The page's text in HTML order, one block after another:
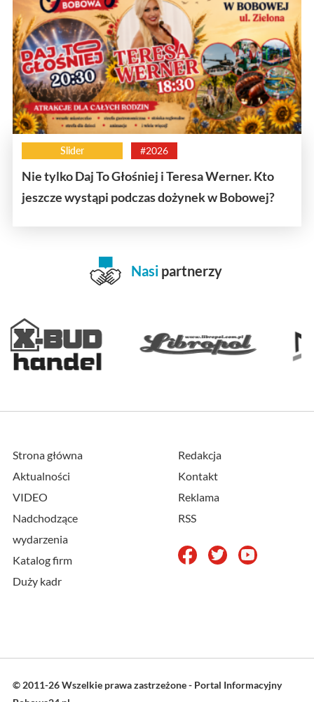
Slider #2026
Nie tylko Daj To Głośniej i Teresa Werner. Kto
jeszcze wystąpi podczas dożynek w Bobowej?
Nasi partnerzy
Strona główna
Aktualności
VIDEO
Nadchodzące
wydarzenia
Katalog firm
Duży kadr
Redakcja
Kontakt
Reklama
RSS
© 2011-26 Wszelkie prawa zastrzeżone - Portal Informacyjny